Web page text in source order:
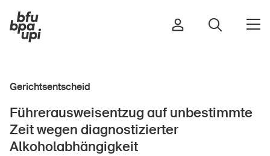
Sport & Bewegung
Zuhause & Garten
Gerichtsentscheid
Führerausweisentzug auf unbestimmte
Zeit wegen diagnostizierter
Alkoholabhängigkeit